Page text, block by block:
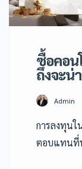
ซื้อคอน
ถึงจะน่
Admin
การลงทุนใ
ตอบแทนที่